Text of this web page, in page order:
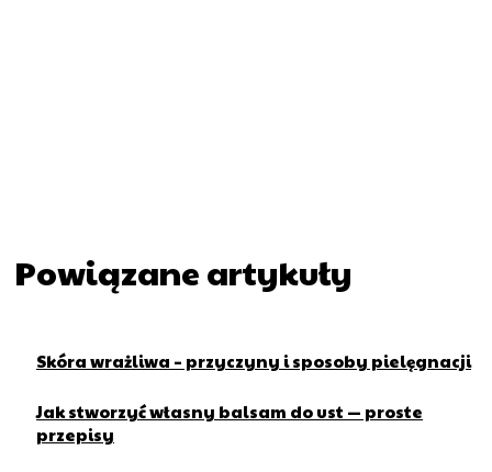
Powiązane artykuły
Skóra wrażliwa – przyczyny i sposoby pielęgnacji
Jak stworzyć własny balsam do ust — proste
przepisy